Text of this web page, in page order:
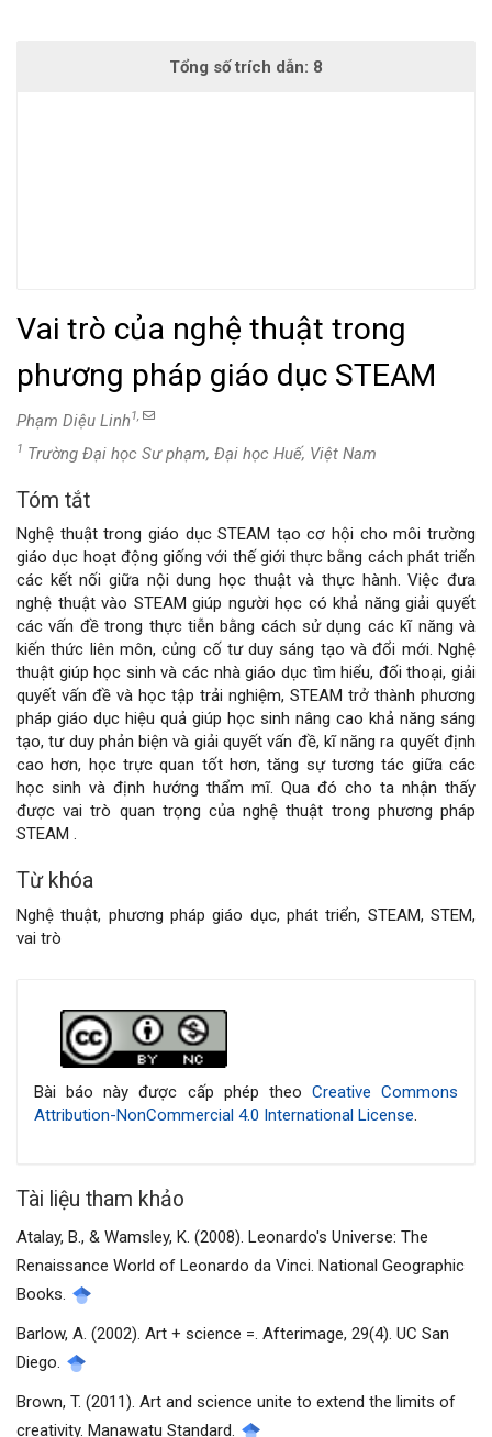
Vai trò của nghệ thuật trong
phương pháp giáo dục STEAM
Phạm Diệu Linh1,
1 Trường Đại học Sư phạm, Đại học Huế, Việt Nam
Nội
dung
chính
của
bài
viết
Tóm tắt
Nghệ thuật trong giáo dục STEAM tạo cơ hội cho môi trường
giáo dục hoạt động giống với thế giới thực bằng cách phát triển
các kết nối giữa nội dung học thuật và thực hành. Việc đưa
nghệ thuật vào STEAM giúp người học có khả năng giải quyết
các vấn đề trong thực tiễn bằng cách sử dụng các kĩ năng và
kiến thức liên môn, củng cố tư duy sáng tạo và đổi mới. Nghệ
thuật giúp học sinh và các nhà giáo dục tìm hiểu, đối thoại, giải
quyết vấn đề và học tập trải nghiệm, STEAM trở thành phương
pháp giáo dục hiệu quả giúp học sinh nâng cao khả năng sáng
tạo, tư duy phản biện và giải quyết vấn đề, kĩ năng ra quyết định
cao hơn, học trực quan tốt hơn, tăng sự tương tác giữa các
học sinh và định hướng thẩm mĩ. Qua đó cho ta nhận thấy
được vai trò quan trọng của nghệ thuật trong phương pháp
STEAM .
Từ khóa
Nghệ thuật, phương pháp giáo dục, phát triển, STEAM, STEM,
vai trò
bài
Bài báo này được cấp phép theo Creative Commons
Attribution-NonCommercial 4.0 International License.
Tài liệu tham khảo
Atalay, B., & Wamsley, K. (2008). Leonardo's Universe: The
Renaissance World of Leonardo da Vinci. National Geographic
Books.
Barlow, A. (2002). Art + science =. Afterimage, 29(4). UC San
Diego.
Brown, T. (2011). Art and science unite to extend the limits of
creativity. Manawatu Standard.